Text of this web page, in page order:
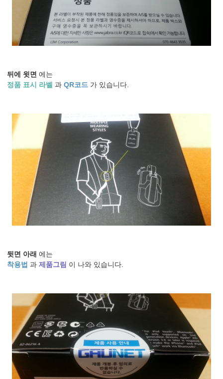
뒤에 윗면 에는
정품 표시 라벨 과 QR코드 가 있습니다.
뒷면 아래 에는
착용법 과 제품그림 이 나와 있습니다.